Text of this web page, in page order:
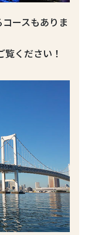
ースもありま
ください！